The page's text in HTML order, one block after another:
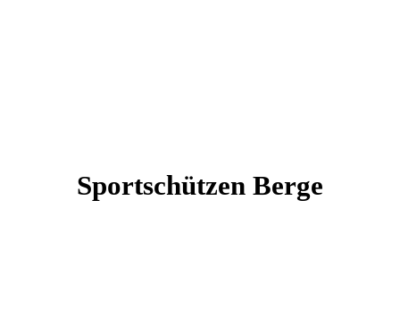
Sportschützen Berge